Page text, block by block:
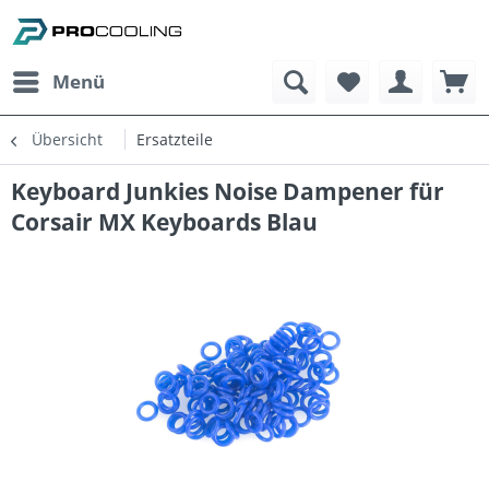
Menü
Übersicht Ersatzteile
Keyboard Junkies Noise Dampener für
Corsair MX Keyboards Blau